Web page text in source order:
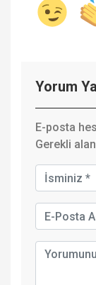
Yorum
E-posta
Gerekli